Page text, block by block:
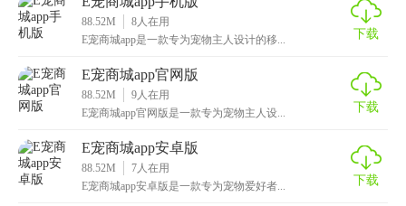
2. 加入购物车：将心仪商品加入购物车，方便后续结算。
助。
4. 查看知识文章：阅读宠物养护、健康护理等相关文章。
5. 参与活动：关注并参加平台活动，赢取奖品或优惠券。
E宠商城app免费版点评
88.52M 8 人在用
E宠商城app是一款专为宠物主人设计的移...
下载
E宠商城app官网版
88.52M 9 人在用
E宠商城app官网版是一款专为宠物主人设...
下载
E宠商城app安卓版
88.52M 7 人在用
E宠商城app安卓版是一款专为宠物爱好者...
下载